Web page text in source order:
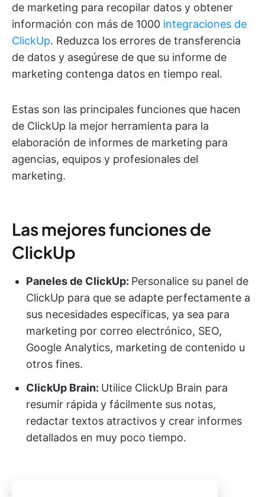
de marketing para recopilar datos y obtener
información con más de 1000 integraciones de
ClickUp. Reduzca los errores de transferencia
de datos y asegúrese de que su informe de
marketing contenga datos en tiempo real.
Estas son las principales funciones que hacen
de ClickUp la mejor herramienta para la
elaboración de informes de marketing para
agencias, equipos y profesionales del
marketing.
Las mejores funciones de
ClickUp
Paneles de ClickUp: Personalice su panel de
ClickUp para que se adapte perfectamente a
sus necesidades específicas, ya sea para
marketing por correo electrónico, SEO,
Google Analytics, marketing de contenido u
otros fines.
ClickUp Brain: Utilice ClickUp Brain para
resumir rápida y fácilmente sus notas,
redactar textos atractivos y crear informes
detallados en muy poco tiempo.